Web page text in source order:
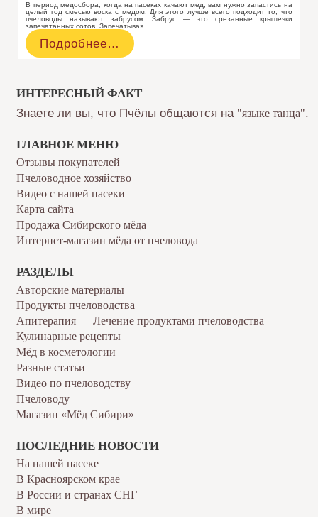
В период медосбора, когда на пасеках качают мед, вам нужно запастись на
целый год смесью воска с медом. Для этого лучше всего подходит то, что
пчеловоды называют забрусом. Забрус — это срезанные крышечки
запечатанных сотов. Запечатывая …
Забрус
—
Подробнее…
ИНТЕРЕСНЫЙ ФАКТ
Знаете ли вы, что Пчёлы общаются на "языке танца".
ГЛАВНОЕ МЕНЮ
Отзывы покупателей
Пчеловодное хозяйство
Видео с нашей пасеки
Карта сайта
Продажа Сибирского мёда
Интернет-магазин мёда от пчеловода
РАЗДЕЛЫ
Авторские материалы
Продукты пчеловодства
Апитерапия — Лечение продуктами пчеловодства
Кулинарные рецепты
Мёд в косметологии
Разные статьи
Видео по пчеловодству
Пчеловоду
Магазин «Мёд Сибири»
ПОСЛЕДНИЕ НОВОСТИ
На нашей пасеке
В Красноярском крае
В России и странах СНГ
В мире